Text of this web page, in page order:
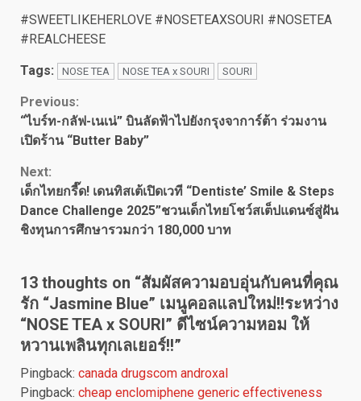
#SWEETLIKEHERLOVE #NOSETEAXSOURI #NOSETEA
#REALCHEESE
Tags: NOSE TEA NOSE TEA x SOURI SOURI
Continue
Reading
Previous:
“ไบร์ท-กลัฟ-เนเน่” บินลัดฟ้าไปยังกรุงจาการ์ต้า ร่วมงาน
เปิดร้าน “Butter Baby”
Next:
เด็กไทยกรี๊ด! เดนทิสเต้เปิดเวที “Dentiste’ Smile & Steps
Dance Challenge 2025”ชวนเด็กไทยโชว์สเต็ปแดนซ์สู่ฝัน
ชิงทุนการศึกษารวมกว่า 180,000 บาท
13 thoughts on “สัมผัสความอบอุ่นกับคนที่คุณ
รัก “Jasmine Blue” เมนูคอลแลปใหม่!!ระหว่าง
“NOSE TEA x SOURI” ดีไซน์ความหอม ให้
หวานเพลินทุกเลเยอร์!!”
Pingback: canada drugscom androxal
Pingback: cheap enclomiphene generic effectiveness